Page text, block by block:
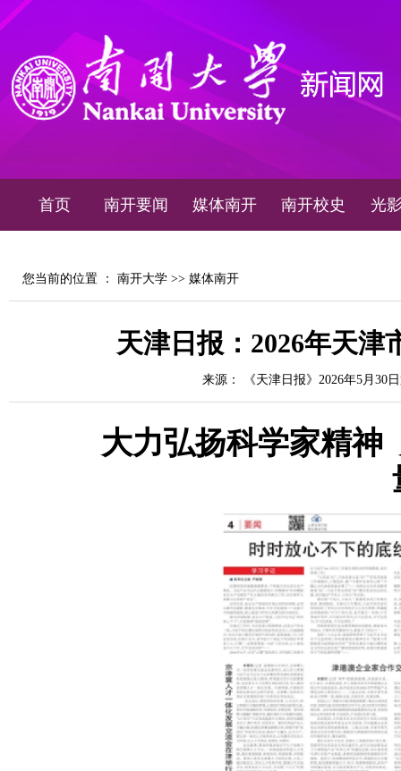
首页 南开要闻 媒体南开 南开校史 光
您当前的位置 ： 南开大学 >> 媒体南开
天津日报：2026年天津
来源： 《天津日报》2026年5月30
大力弘扬科学家精神